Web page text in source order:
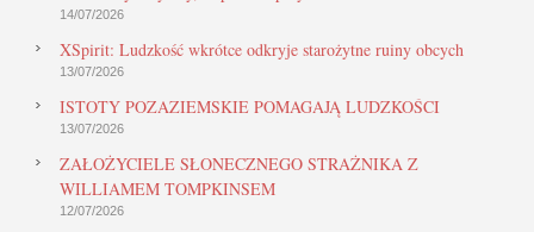
14/07/2026
XSpirit: Ludzkość wkrótce odkryje starożytne ruiny obcych
13/07/2026
ISTOTY POZAZIEMSKIE POMAGAJĄ LUDZKOŚCI
13/07/2026
ZAŁOŻYCIELE SŁONECZNEGO STRAŻNIKA Z
WILLIAMEM TOMPKINSEM
12/07/2026